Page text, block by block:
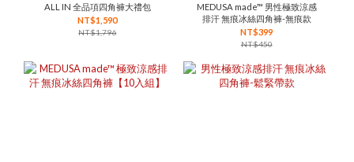
ALL IN 全品項四角褲大禮包
NT$1,590
NT$1,796
MEDUSA made™ 男性極致涼感
排汗 無痕冰絲四角褲-無痕款
NT$399
NT$450